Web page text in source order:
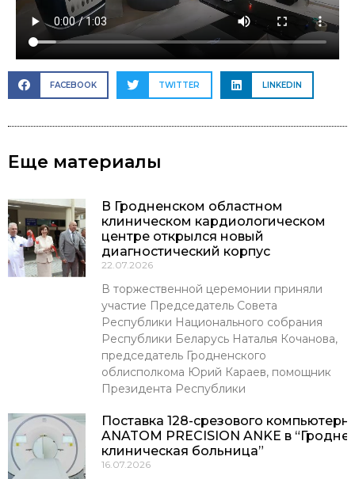
FACEBOOK TWITTER LINKEDIN
Еще материалы
В Гродненском областном
клиническом кардиологическом
центре открылся новый
диагностический корпус
22.07.2026
В торжественной церемонии приняли
участие Председатель Совета
Республики Национального собрания
Республики Беларусь Наталья Кочанова,
председатель Гродненского
облисполкома Юрий Караев, помощник
Президента Республики
Поставка 128-срезового
ANATOM PRECISION ANKE в
клиническая больница”
16.07.2026